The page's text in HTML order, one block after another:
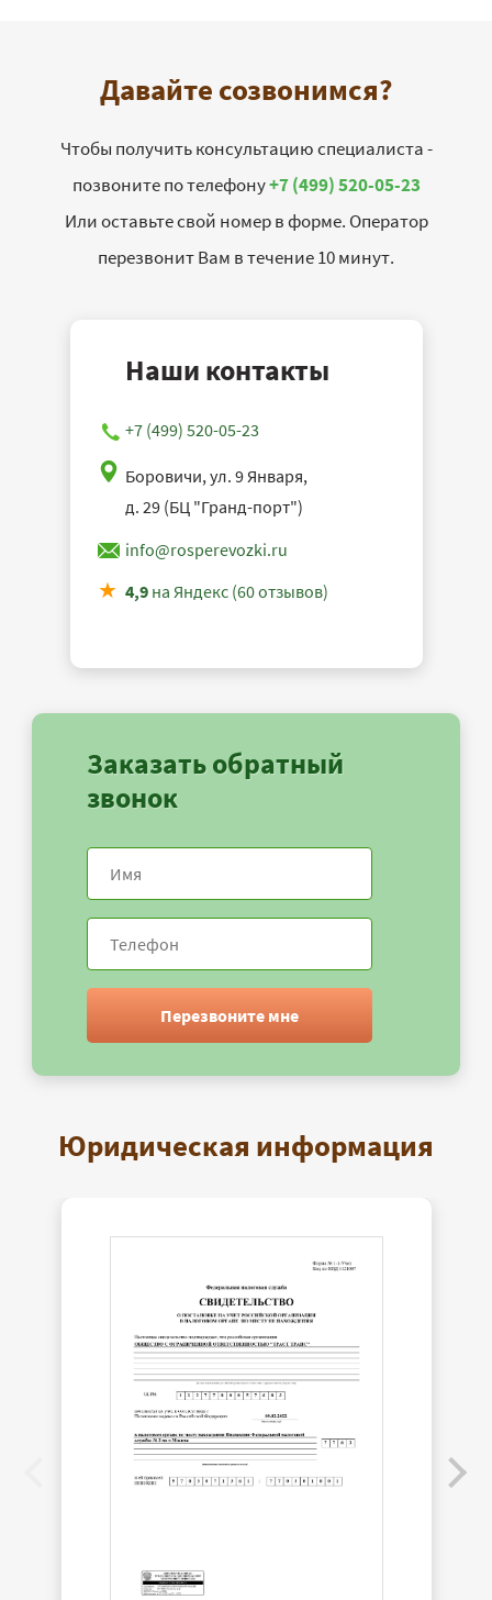
Давайте созвонимся?
Чтобы получить консультацию специалиста -
позвоните по телефону+7 (499) 520-05-23
Или оставьте свой номер в форме. Оператор
перезвонит Вам в течение 10 минут.
Наши контакты
+7 (499) 520-05-23
Боровичи, ул. 9 Января,
д. 29 (БЦ "Гранд-порт")
info@rosperevozki.ru
4,9на Яндекс (60 отзывов)
Заказать обратный
звонок
Перезвоните мне
Юридическая информация